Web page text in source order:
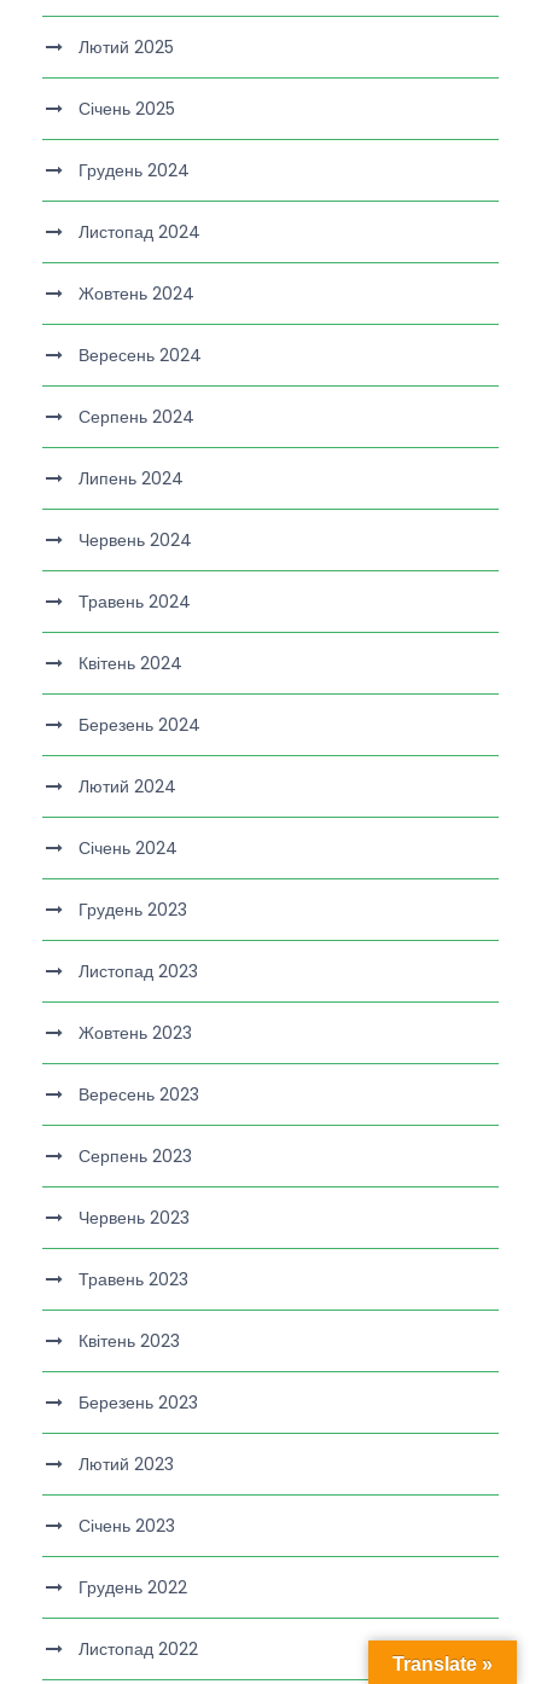
Лютий 2025
Січень 2025
Грудень 2024
Листопад 2024
Жовтень 2024
Вересень 2024
Серпень 2024
Липень 2024
Червень 2024
Травень 2024
Квітень 2024
Березень 2024
Лютий 2024
Січень 2024
Грудень 2023
Листопад 2023
Жовтень 2023
Вересень 2023
Серпень 2023
Червень 2023
Травень 2023
Квітень 2023
Березень 2023
Лютий 2023
Січень 2023
Грудень 2022
Листопад 2022
Translate »